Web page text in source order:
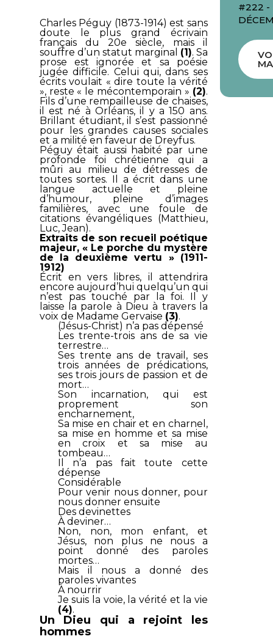
Charles Péguy (1873-1914) est sans
doute le plus grand écrivain
français du 20e siècle, mais il
souffre d’un statut marginal (1). Sa
prose est ignorée et sa poésie
jugée difficile. Celui qui, dans ses
écrits voulait « dire toute la vérité
», reste « le mécontemporain » (2).
Fils d’une rempailleuse de chaises,
il est né à Orléans, il y a 150 ans.
Brillant étudiant, il s’est passionné
pour les grandes causes sociales
et a milité en faveur de Dreyfus.
Péguy était aussi habité par une
profonde foi chrétienne qui a
mûri au milieu de détresses de
toutes sortes. Il a écrit dans une
langue actuelle et pleine
d’humour, pleine d’images
familières, avec une foule de
citations évangéliques (Matthieu,
Luc, Jean).
Extraits de son recueil poétique
majeur, « Le porche du mystère
de la deuxième vertu » (1911-
1912)
Écrit en vers libres, il attendrira
encore aujourd’hui quelqu’un qui
n’est pas touché par la foi. Il y
laisse la parole à Dieu à travers la
voix de Madame Gervaise (3).
(Jésus-Christ) n’a pas dépensé
Les trente-trois ans de sa vie
terrestre…
Ses trente ans de travail, ses
trois années de prédications,
ses trois jours de passion et de
mort…
Son incarnation, qui est
proprement son
encharnement,
Sa mise en chair et en charnel,
sa mise en homme et sa mise
en croix et sa mise au
tombeau…
Il n’a pas fait toute cette
dépense
Considérable
Pour venir nous donner, pour
nous donner ensuite
Des devinettes
À deviner…
Non, non, mon enfant, et
Jésus, non plus ne nous a
point donné des paroles
mortes…
Mais il nous a donné des
paroles vivantes
À nourrir
Je suis la voie, la vérité et la vie
(4).
Un Dieu qui a rejoint les
hommes
#222 -